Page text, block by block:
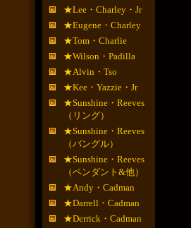
★Lee・Charley・Jr
★Eugene・Charley
★Tom・Charlie
★Wilson・Padilla
★Alvin・Tso
★Kee・Yazzie・Jr
★Sunshine・Reeves
（リング）
★Sunshine・Reeves
（バングル）
★Sunshine・Reeves
（ペンダント&他）
★Andy・Cadman
★Darrell・Cadman
★Derrick・Cadman